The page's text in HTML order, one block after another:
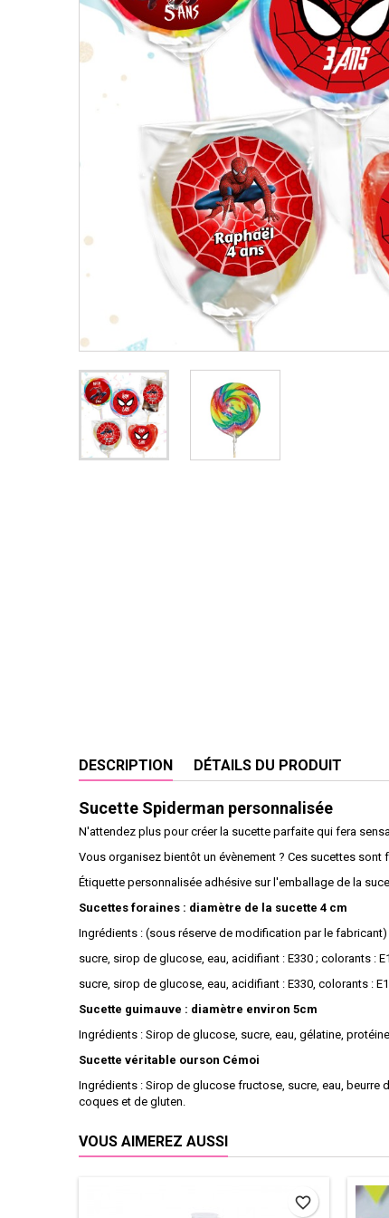
DESCRIPTION DÉTAILS DU PRODUIT
Sucette Spiderman personnalisée
N'attendez plus pour créer la sucette parfaite qui fera
Vous organisez bientôt un évènement ? Ces sucettes sont
Étiquette personnalisée adhésive sur l'emballage de la
Sucettes foraines : diamètre de la sucette 4 cm
Ingrédients : (sous réserve de modification par le fabricant)
sucre, sirop de glucose, eau, acidifiant : E330 ; colorants :
sucre, sirop de glucose, eau, acidifiant : E330, colorants :
Sucette guimauve : diamètre environ 5cm
Ingrédients : Sirop de glucose, sucre, eau, gélatine,
Sucette véritable ourson Cémoi
Ingrédients : Sirop de glucose fructose, sucre, eau, beurre
coques et de gluten.
VOUS AIMEREZ AUSSI
favorite_border